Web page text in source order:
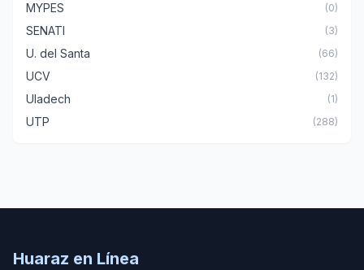
MYPES (0)
SENATI (3)
U. del Santa (66)
UCV (132)
Uladech (1)
UTP (288)
Huaraz en Línea